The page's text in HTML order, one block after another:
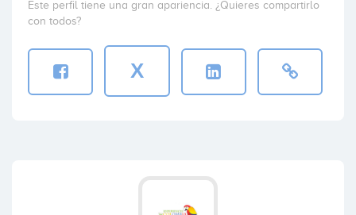
Este perfil tiene una gran apariencia. ¿Quieres compartirlo
con todos?
X